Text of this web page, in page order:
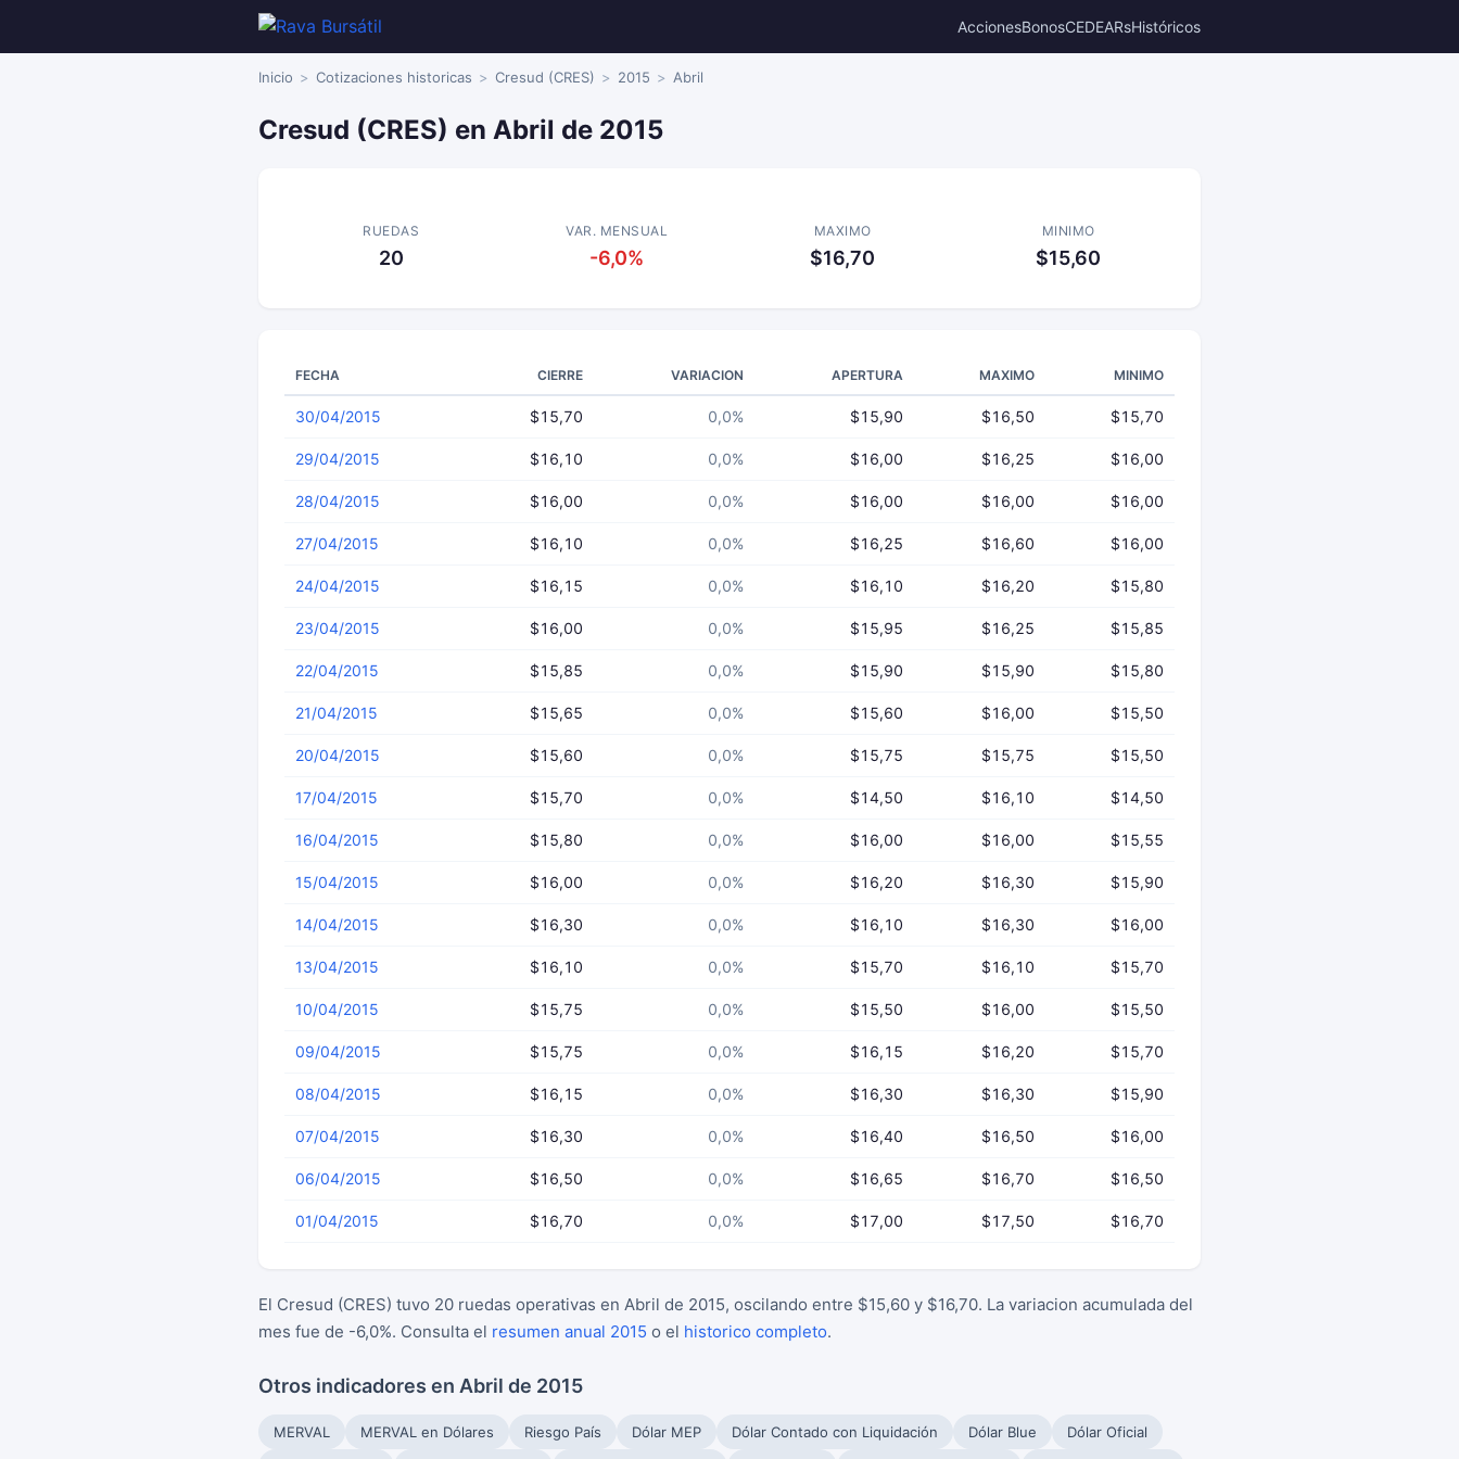
AccionesBonosCEDEARsHistóricos
Inicio Cotizaciones historicas Cresud (CRES) 2015 Abril
Cresud (CRES) en Abril de 2015
RUEDAS
20
VAR. MENSUAL
-6,0%
MAXIMO
$16,70
MINIMO
$15,60
FECHA CIERRE VARIACION APERTURA MAXIMO MINIMO
30/04/2015 $15,70 0,0% $15,90 $16,50 $15,70
29/04/2015 $16,10 0,0% $16,00 $16,25 $16,00
28/04/2015 $16,00 0,0% $16,00 $16,00 $16,00
27/04/2015 $16,10 0,0% $16,25 $16,60 $16,00
24/04/2015 $16,15 0,0% $16,10 $16,20 $15,80
23/04/2015 $16,00 0,0% $15,95 $16,25 $15,85
22/04/2015 $15,85 0,0% $15,90 $15,90 $15,80
21/04/2015 $15,65 0,0% $15,60 $16,00 $15,50
20/04/2015 $15,60 0,0% $15,75 $15,75 $15,50
17/04/2015 $15,70 0,0% $14,50 $16,10 $14,50
16/04/2015 $15,80 0,0% $16,00 $16,00 $15,55
15/04/2015 $16,00 0,0% $16,20 $16,30 $15,90
14/04/2015 $16,30 0,0% $16,10 $16,30 $16,00
13/04/2015 $16,10 0,0% $15,70 $16,10 $15,70
10/04/2015 $15,75 0,0% $15,50 $16,00 $15,50
09/04/2015 $15,75 0,0% $16,15 $16,20 $15,70
08/04/2015 $16,15 0,0% $16,30 $16,30 $15,90
07/04/2015 $16,30 0,0% $16,40 $16,50 $16,00
06/04/2015 $16,50 0,0% $16,65 $16,70 $16,50
01/04/2015 $16,70 0,0% $17,00 $17,50 $16,70
El Cresud (CRES) tuvo 20 ruedas operativas en Abril de 2015, oscilando entre $15,60 y $16,70. La variacion acumulada del
mes fue de -6,0%. Consulta el resumen anual 2015 o el historico completo.
Otros indicadores en Abril de 2015
MERVAL MERVAL en Dólares Riesgo País Dólar MEP Dólar Contado con Liquidación Dólar Blue
Dólar Oficial